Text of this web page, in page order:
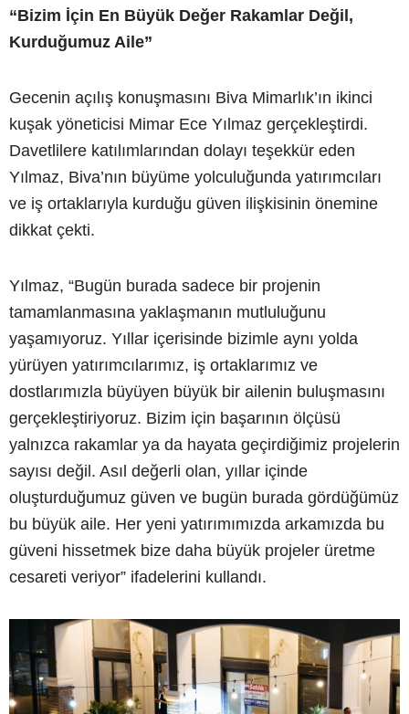
“Bizim İçin En Büyük Değer Rakamlar Değil,
Kurduğumuz Aile”
Gecenin açılış konuşmasını Biva Mimarlık’ın ikinci
kuşak yöneticisi Mimar Ece Yılmaz gerçekleştirdi.
Davetlilere katılımlarından dolayı teşekkür eden
Yılmaz, Biva’nın büyüme yolculuğunda yatırımcıları
ve iş ortaklarıyla kurduğu güven ilişkisinin önemine
dikkat çekti.
Yılmaz, “Bugün burada sadece bir projenin
tamamlanmasına yaklaşmanın mutluluğunu
yaşamıyoruz. Yıllar içerisinde bizimle aynı yolda
yürüyen yatırımcılarımız, iş ortaklarımız ve
dostlarımızla büyüyen büyük bir ailenin buluşmasını
gerçekleştiriyoruz. Bizim için başarının ölçüsü
yalnızca rakamlar ya da hayata geçirdiğimiz projelerin
sayısı değil. Asıl değerli olan, yıllar içinde
oluşturduğumuz güven ve bugün burada gördüğümüz
bu büyük aile. Her yeni yatırımımızda arkamızda bu
güveni hissetmek bize daha büyük projeler üretme
cesareti veriyor” ifadelerini kullandı.